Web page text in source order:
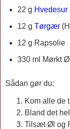
22 g Hvedesur
12 g Tørgær(
12 g Rapsolie
330 ml Mørkt
Sådan gør du:
Kom alle de
Bland det
Tilsæt Øl og